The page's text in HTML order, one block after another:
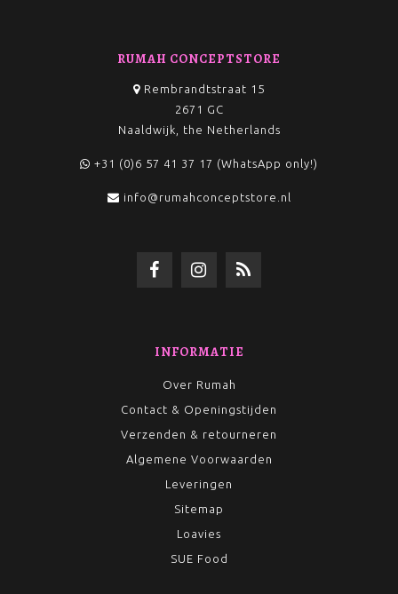
RUMAH CONCEPTSTORE
Rembrandtstraat 15
2671 GC
Naaldwijk, the Netherlands
+31 (0)6 57 41 37 17 (WhatsApp only!)
info@rumahconceptstore.nl
INFORMATIE
Over Rumah
Contact & Openingstijden
Verzenden & retourneren
Algemene Voorwaarden
Leveringen
Sitemap
Loavies
SUE Food